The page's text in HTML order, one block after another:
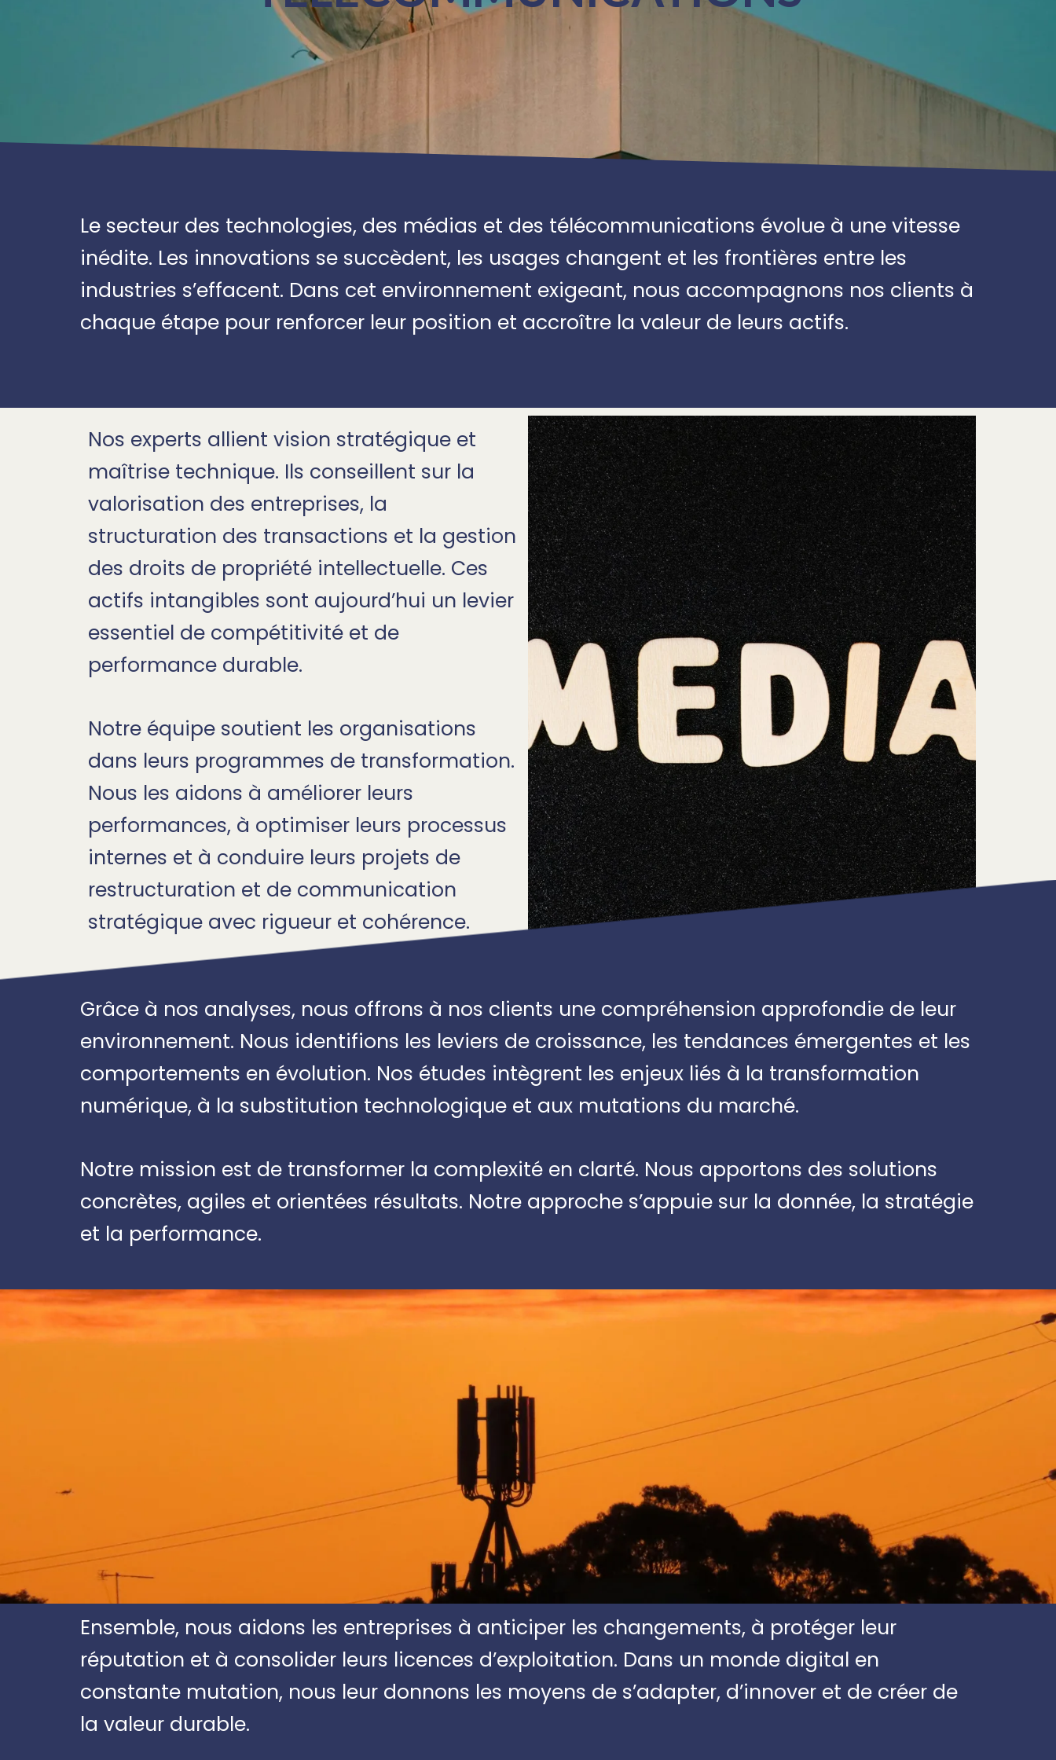
Le secteur des technologies, des médias et des télécommunications évolue à une vitesse
inédite. Les innovations se succèdent, les usages changent et les frontières entre les
industries s’effacent. Dans cet environnement exigeant, nous accompagnons nos clients à
chaque étape pour renforcer leur position et accroître la valeur de leurs actifs.
Nos experts allient vision stratégique et
maîtrise technique. Ils conseillent sur la
valorisation des entreprises, la
structuration des transactions et la gestion
des droits de propriété intellectuelle. Ces
actifs intangibles sont aujourd’hui un levier
essentiel de compétitivité et de
performance durable.
Notre équipe soutient les organisations
dans leurs programmes de transformation.
Nous les aidons à améliorer leurs
performances, à optimiser leurs processus
internes et à conduire leurs projets de
restructuration et de communication
stratégique avec rigueur et cohérence.
Grâce à nos analyses, nous offrons à nos clients une compréhension approfondie de leur
environnement. Nous identifions les leviers de croissance, les tendances émergentes et les
comportements en évolution. Nos études intègrent les enjeux liés à la transformation
numérique, à la substitution technologique et aux mutations du marché.
Notre mission est de transformer la complexité en clarté. Nous apportons des solutions
concrètes, agiles et orientées résultats. Notre approche s’appuie sur la donnée, la stratégie
et la performance.
Ensemble, nous aidons les entreprises à anticiper les changements, à protéger leur
réputation et à consolider leurs licences d’exploitation. Dans un monde digital en
constante mutation, nous leur donnons les moyens de s’adapter, d’innover et de créer de
la valeur durable.